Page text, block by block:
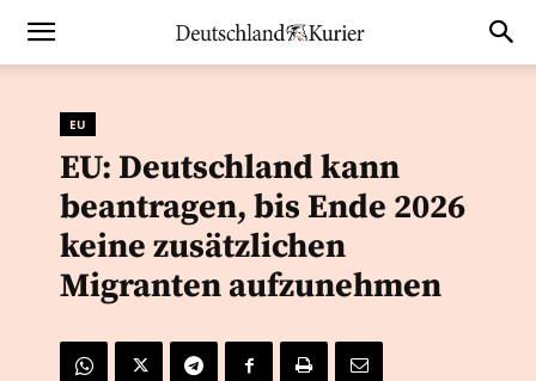
EU
EU: Deutschland kann
beantragen, bis Ende 2026
keine zusätzlichen
Migranten aufzunehmen